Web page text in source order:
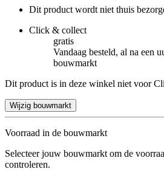
Dit product wordt niet thuis
Click & collect
gratis
Vandaag besteld, al na een
bouwmarkt
Dit product is in deze winkel niet voor
Wijzig bouwmarkt
Voorraad in de bouwmarkt
Selecteer jouw bouwmarkt om de
controleren.